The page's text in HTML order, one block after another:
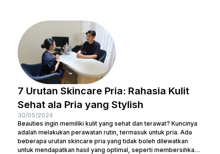
membahas secara mendalam cara menghilangkan kulit
bertekstur dengan langkah-langkah perawatan yang
sederhana namun efektif. Dari penggunaan produk yang sesuai
hingga perawatan...
7 Urutan Skincare Pria: Rahasia Kulit
Sehat ala Pria yang Stylish
30/05/2024
Beauties ingin memiliki kulit yang sehat dan terawat? Kuncinya
adalah melakukan perawatan rutin, termasuk untuk pria. Ada
beberapa urutan skincare pria yang tidak boleh dilewatkan
untuk mendapatkan hasil yang optimal, seperti membersihkan